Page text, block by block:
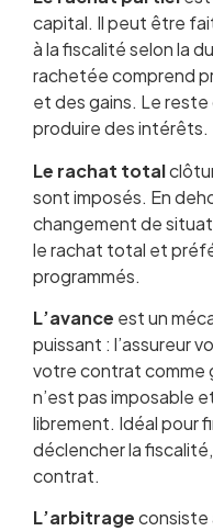
capital. Il peut être
à la fiscalité selon la
rachetée comprend
et des gains. Le
produire des intérêts.
Le rachat total
sont imposés. En
changement de
le rachat total et
programmés.
L’avance est un
puissant : l’assureur
votre contrat comme
n’est pas imposable
librement. Idéal pour
déclencher la
contrat.
L’arbitrageconsiste